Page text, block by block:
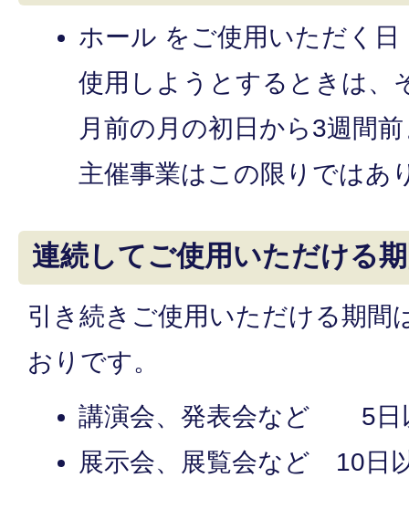
ホール をご使用いただく
使用しようとするときは、
月前の月の初日から3週間
主催事業はこの限りではあ
連続してご使用いただける
引き続きご使用いただける期間
おりです。
講演会、発表会など 5日
展示会、展覧会など 10日